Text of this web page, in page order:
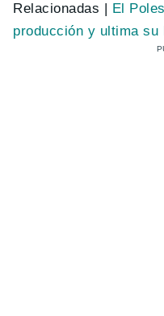
Relacionadas |
El
producción y ultima su